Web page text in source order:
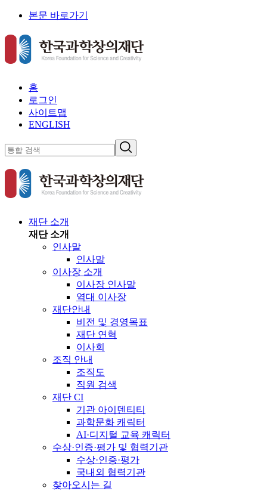
본문 바로가기
홈
로그인
사이트맵
ENGLISH
재단 소개
재단 소개
인사말
인사말
이사장 소개
이사장 인사말
역대 이사장
재단안내
비전 및 경영목표
재단 연혁
이사회
조직 안내
조직도
직원 검색
재단 CI
기관 아이덴티티
과학문화 캐릭터
AI·디지털 교육 캐릭터
수상·인증·평가 및 협력기관
수상·인증·평가
국내외 협력기관
찾아오시는 길